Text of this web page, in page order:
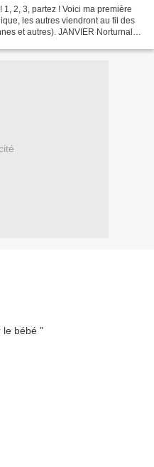
2, 3, partez ! Voici ma première
les autres viendront au fil des
et autres). JANVIER Norturnal